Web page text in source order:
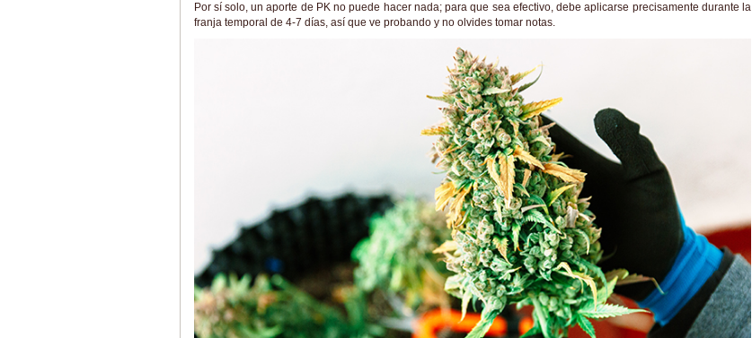
Por sí solo, un aporte de PK no puede hacer nada; para que sea efectivo, debe aplicarse precisamente durante la
franja temporal de 4-7 días, así que ve probando y no olvides tomar notas.